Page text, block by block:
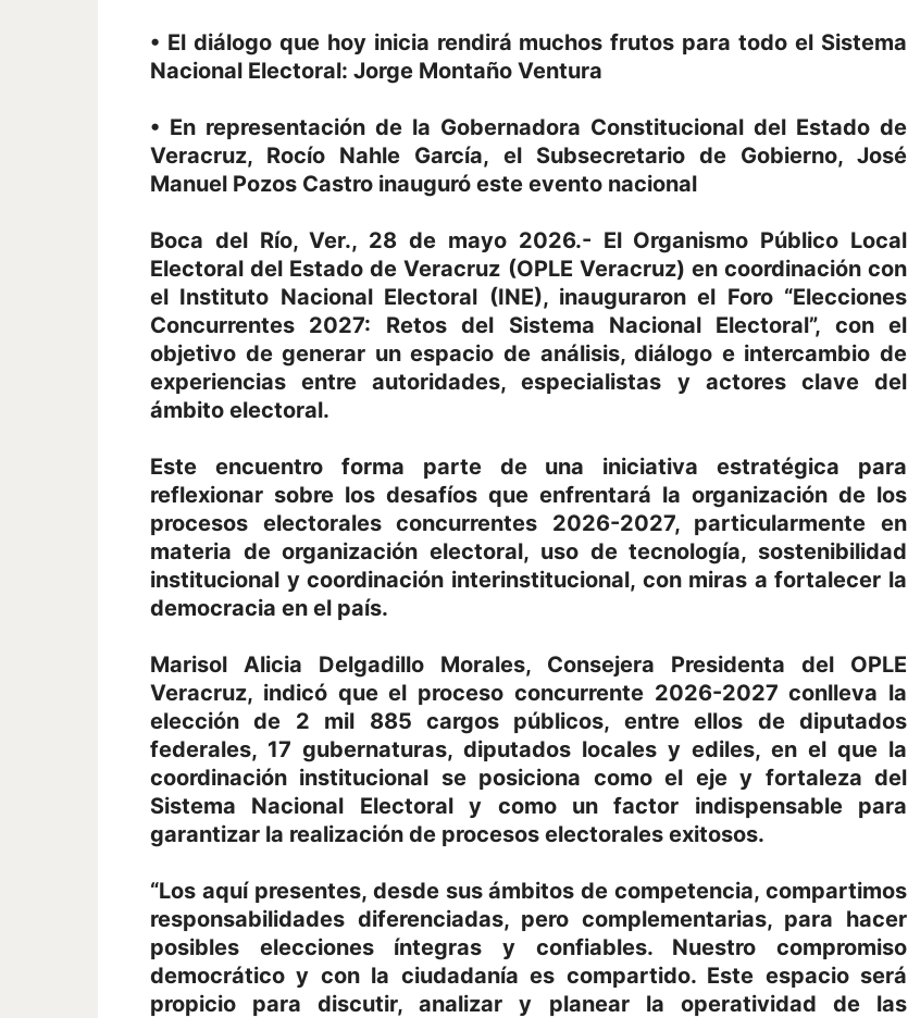
• El diálogo que hoy inicia rendirá muchos frutos para todo el Sistema
Nacional Electoral: Jorge Montaño Ventura
• En representación de la Gobernadora Constitucional del Estado de
Veracruz, Rocío Nahle García, el Subsecretario de Gobierno, José
Manuel Pozos Castro inauguró este evento nacional
Boca del Río, Ver., 28 de mayo 2026.- El Organismo Público Local
Electoral del Estado de Veracruz (OPLE Veracruz) en coordinación con
el Instituto Nacional Electoral (INE), inauguraron el Foro “Elecciones
Concurrentes 2027: Retos del Sistema Nacional Electoral”, con el
objetivo de generar un espacio de análisis, diálogo e intercambio de
experiencias entre autoridades, especialistas y actores clave del
ámbito electoral.
Este encuentro forma parte de una iniciativa estratégica para
reflexionar sobre los desafíos que enfrentará la organización de los
procesos electorales concurrentes 2026-2027, particularmente en
materia de organización electoral, uso de tecnología, sostenibilidad
institucional y coordinación interinstitucional, con miras a fortalecer la
democracia en el país.
Marisol Alicia Delgadillo Morales, Consejera Presidenta del OPLE
Veracruz, indicó que el proceso concurrente 2026-2027 conlleva la
elección de 2 mil 885 cargos públicos, entre ellos de diputados
federales, 17 gubernaturas, diputados locales y ediles, en el que la
coordinación institucional se posiciona como el eje y fortaleza del
Sistema Nacional Electoral y como un factor indispensable para
garantizar la realización de procesos electorales exitosos.
“Los aquí presentes, desde sus ámbitos de competencia, compartimos
responsabilidades diferenciadas, pero complementarias, para hacer
posibles elecciones íntegras y confiables. Nuestro compromiso
democrático y con la ciudadanía es compartido. Este espacio será
propicio para discutir, analizar y planear la operatividad de las